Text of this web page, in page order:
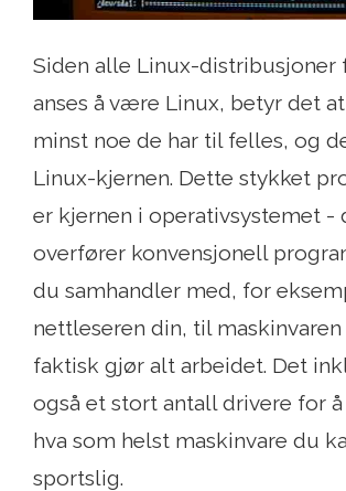
Siden alle Linux-distribusjoner
anses å være Linux, betyr det
minst noe de har til felles, og
Linux-kjernen. Dette stykket
er kjernen i operativsystemet -
overfører konvensjonell
du samhandler med, for
nettleseren din, til maskinvaren
faktisk gjør alt arbeidet. Det
også et stort antall drivere for
hva som helst maskinvare du
sportslig.